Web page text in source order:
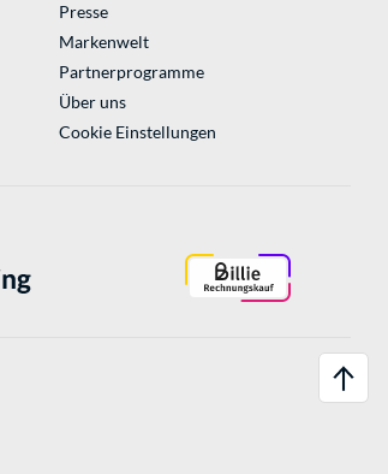
Presse
Markenwelt
Partnerprogramme
Über uns
Cookie Einstellungen